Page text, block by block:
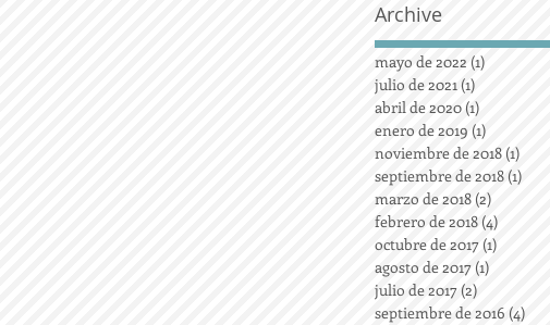
Archive
mayo de 2022 (1)
julio de 2021(1)
abril de 2020(1)
enero de 2019 (1)
noviembre de 2018 (1)
septiembre de 2018(1)
marzo de 2018 (2)
febrero de 2018(4)
octubre de 2017 (1)
agosto de 2017 (1)
julio de 2017(2)
septiembre de 2016 (4)